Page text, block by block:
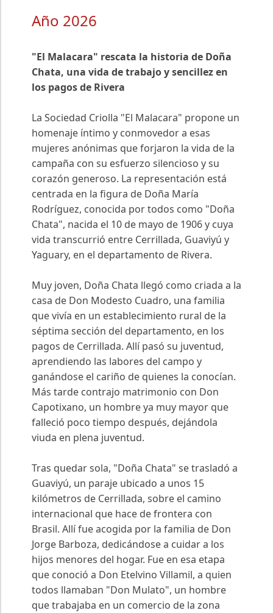
Año 2026
"El Malacara" rescata la historia de Doña
Chata, una vida de trabajo y sencillez en
los pagos de Rivera
La Sociedad Criolla "El Malacara" propone un
homenaje íntimo y conmovedor a esas
mujeres anónimas que forjaron la vida de la
campaña con su esfuerzo silencioso y su
corazón generoso. La representación está
centrada en la figura de Doña María
Rodríguez, conocida por todos como "Doña
Chata", nacida el 10 de mayo de 1906 y cuya
vida transcurrió entre Cerrillada, Guaviyú y
Yaguary, en el departamento de Rivera.
Muy joven, Doña Chata llegó como criada a la
casa de Don Modesto Cuadro, una familia
que vivía en un establecimiento rural de la
séptima sección del departamento, en los
pagos de Cerrillada. Allí pasó su juventud,
aprendiendo las labores del campo y
ganándose el cariño de quienes la conocían.
Más tarde contrajo matrimonio con Don
Capotixano, un hombre ya muy mayor que
falleció poco tiempo después, dejándola
viuda en plena juventud.
Tras quedar sola, "Doña Chata" se trasladó a
Guaviyú, un paraje ubicado a unos 15
kilómetros de Cerrillada, sobre el camino
internacional que hace de frontera con
Brasil. Allí fue acogida por la familia de Don
Jorge Barboza, dedicándose a cuidar a los
hijos menores del hogar. Fue en esa etapa
que conoció a Don Etelvino Villamil, a quien
todos llamaban "Don Mulato", un hombre
que trabajaba en un comercio de la zona